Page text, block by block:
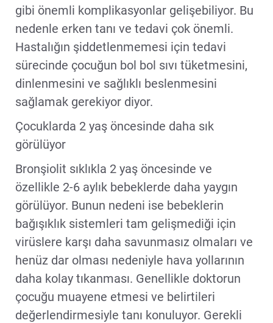
gibi önemli komplikasyonlar gelişebiliyor. Bu
nedenle erken tanı ve tedavi çok önemli.
Hastalığın şiddetlenmemesi için tedavi
sürecinde çocuğun bol bol sıvı tüketmesini,
dinlenmesini ve sağlıklı beslenmesini
sağlamak gerekiyor diyor.
Çocuklarda 2 yaş öncesinde daha sık
görülüyor
Bronşiolit sıklıkla 2 yaş öncesinde ve
özellikle 2-6 aylık bebeklerde daha yaygın
görülüyor. Bunun nedeni ise bebeklerin
bağışıklık sistemleri tam gelişmediği için
virüslere karşı daha savunmasız olmaları ve
henüz dar olması nedeniyle hava yollarının
daha kolay tıkanması. Genellikle doktorun
çocuğu muayene etmesi ve belirtileri
değerlendirmesiyle tanı konuluyor. Gerekli